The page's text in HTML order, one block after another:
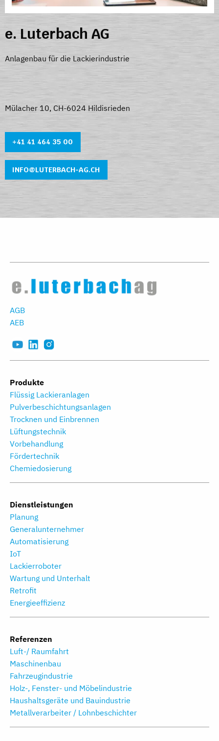
e. Luterbach AG
Anlagenbau für die Lackierindustrie
Mülacher 10, CH-6024 Hildisrieden
+41 41 464 35 00
INFO@LUTERBACH-AG.CH
AGB
AEB
Produkte
Flüssig Lackieranlagen
Pulverbeschichtungs­anlagen
Trocknen und Einbrennen
Lüftungstechnik
Vorbehandlung
Fördertechnik
Chemiedosierung
Dienstleistungen
Planung
Generalunternehmer
Automatisierung
IoT
Lackierroboter
Wartung und Unterhalt
Retrofit
Energieeffizienz
Referenzen
Luft-/ Raumfahrt
Maschinenbau
Fahrzeugindustrie
Holz-, Fenster- und Möbelindustrie
Haushaltsgeräte und Bauindustrie
Metallverarbeiter / Lohnbeschichter